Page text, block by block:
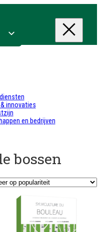
innovaties
en bedrijven
bossen